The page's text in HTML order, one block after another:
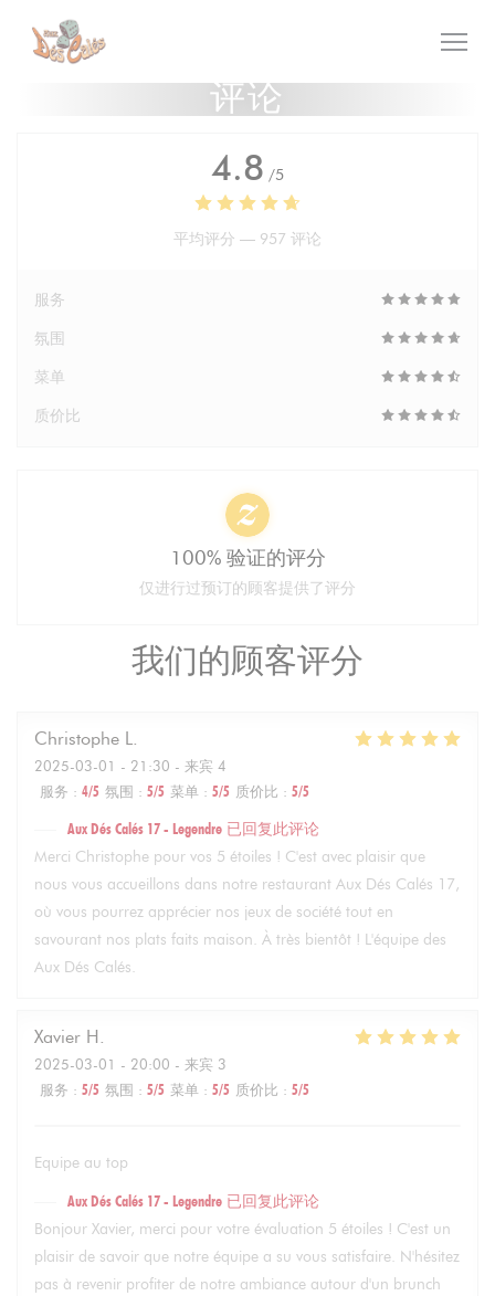
Cookie管理面板
评论
我们的顾客评分
Christophe L
2025-03-01 - 21:30 - 来宾 4
服务 : 4/5 氛围 : 5/5 菜单 : 5/5 质价比 : 5/5
Aux Dés Calés 17 - Legendre 已回复此评论
Merci Christophe pour vos 5 étoiles ! C'est avec plaisir que
nous vous accueillons dans notre restaurant Aux Dés Calés 17,
où vous pourrez apprécier nos jeux de société tout en
savourant nos plats faits maison. À très bientôt ! L'équipe des
Aux Dés Calés.
Xavier H
2025-03-01 - 20:00 - 来宾 3
服务 : 5/5 氛围 : 5/5 菜单 : 5/5 质价比 : 5/5
Equipe au top
Aux Dés Calés 17 - Legendre 已回复此评论
Bonjour Xavier, merci pour votre évaluation 5 étoiles ! C'est un
plaisir de savoir que notre équipe a su vous satisfaire. N'hésitez
pas à revenir profiter de notre ambiance autour d'un brunch
4.8 /5
平均评分 — 957 评论
服务
氛围
菜单
质价比
100% 验证的评分
仅进行过预订的顾客提供了评分